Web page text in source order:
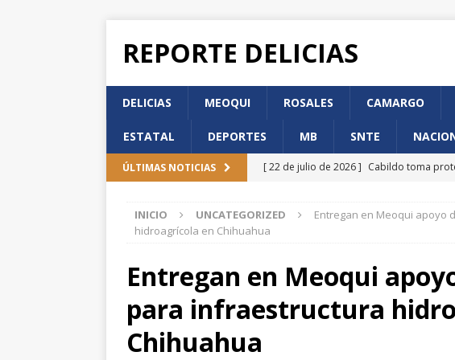
REPORTE DELICIAS
DELICIAS MEOQUI ROSALES CAMARGO
ESTATAL DEPORTES MB SNTE
ÚLTIMAS NOTICIAS [ 22 de julio de 2026 ] Cabildo toma
[ 22 de julio de 2026 ] Anuncia GKN
[ 22 de julio de 2026 ] Arranca en
DELICIAS
INICIO UNCATEGORIZED
Entregan en Meoqui apoyo
hidroagrícola en Chihuahua
Entregan en Meoqui
para infraestructura
Chihuahua